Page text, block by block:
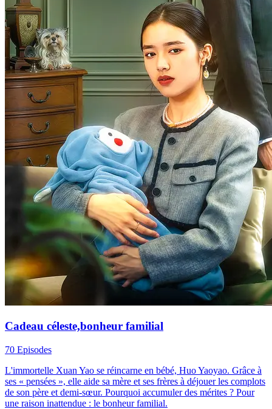
Cadeau céleste,bonheur familial
70 Episodes
L'immortelle Xuan Yao se réincarne en bébé, Huo Yaoyao. Grâce à
ses « pensées », elle aide sa mère et ses frères à déjouer les complots
de son père et demi-sœur. Pourquoi accumuler des mérites ? Pour
une raison inattendue : le bonheur familial.